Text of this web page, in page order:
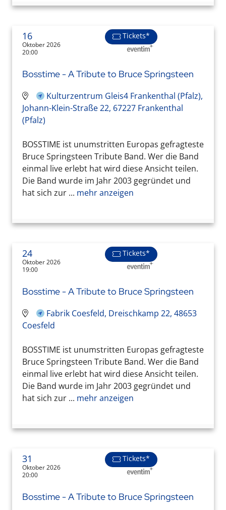
16
Oktober 2026
20:00
Tickets*
Bosstime - A Tribute to Bruce Springsteen
Kulturzentrum Gleis4 Frankenthal (Pfalz),
Johann-Klein-Straße 22, 67227 Frankenthal
(Pfalz)
BOSSTIME ist unumstritten Europas gefragteste
Bruce Springsteen Tribute Band. Wer die Band
einmal live erlebt hat wird diese Ansicht teilen.
Die Band wurde im Jahr 2003 gegründet und
hat sich zur ... mehr anzeigen
24
Oktober 2026
19:00
Tickets*
Bosstime - A Tribute to Bruce Springsteen
Fabrik Coesfeld, Dreischkamp 22, 48653
Coesfeld
BOSSTIME ist unumstritten Europas gefragteste
Bruce Springsteen Tribute Band. Wer die Band
einmal live erlebt hat wird diese Ansicht teilen.
Die Band wurde im Jahr 2003 gegründet und
hat sich zur ... mehr anzeigen
31
Oktober 2026
20:00
Tickets*
Bosstime - A Tribute to Bruce Springsteen